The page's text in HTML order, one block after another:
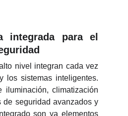
integrada para el
nivel integran cada vez
los sistemas inteligentes.
iluminación, climatización
de seguridad avanzados y
son ya elementos